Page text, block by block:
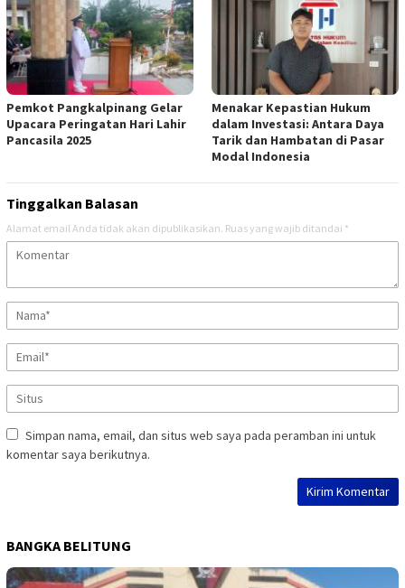
Pemkot Pangkalpinang Gelar
Upacara Peringatan Hari Lahir
Pancasila 2025
Menakar Kepastian Hukum
dalam Investasi: Antara Daya
Tarik dan Hambatan di Pasar
Modal Indonesia
Tinggalkan Balasan
Alamat email Anda tidak akan dipublikasikan. Ruas yang wajib ditandai *
Simpan nama, email, dan situs web saya pada peramban ini untuk
komentar saya berikutnya.
BANGKA BELITUNG